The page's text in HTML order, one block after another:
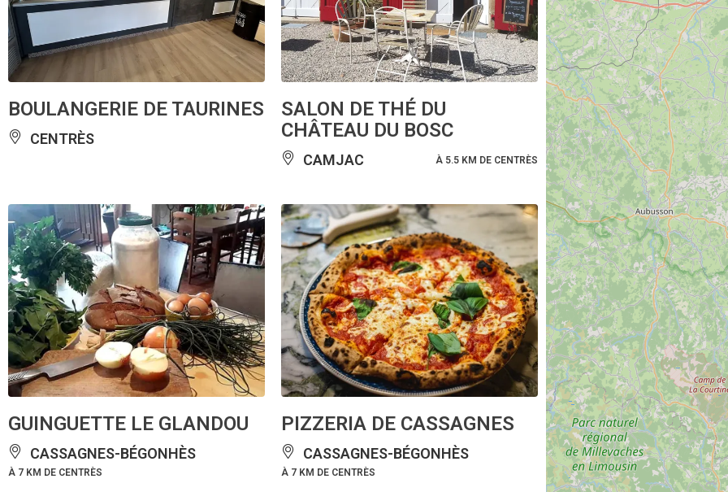
BOULANGERIE DE TAURINES
CENTRÈS
SALON DE THÉ DU
CHÂTEAU DU BOSC
CAMJAC À 5.5 KM DE CENTRÈS
GUINGUETTE LE GLANDOU
CASSAGNES-BÉGONHÈS
À 7 KM DE CENTRÈS
PIZZERIA DE CASSAGNES
CASSAGNES-BÉGONHÈS
À 7 KM DE CENTRÈS